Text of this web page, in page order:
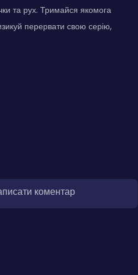
та рух. Тримайся якомога
перервати свою серію,
коментар